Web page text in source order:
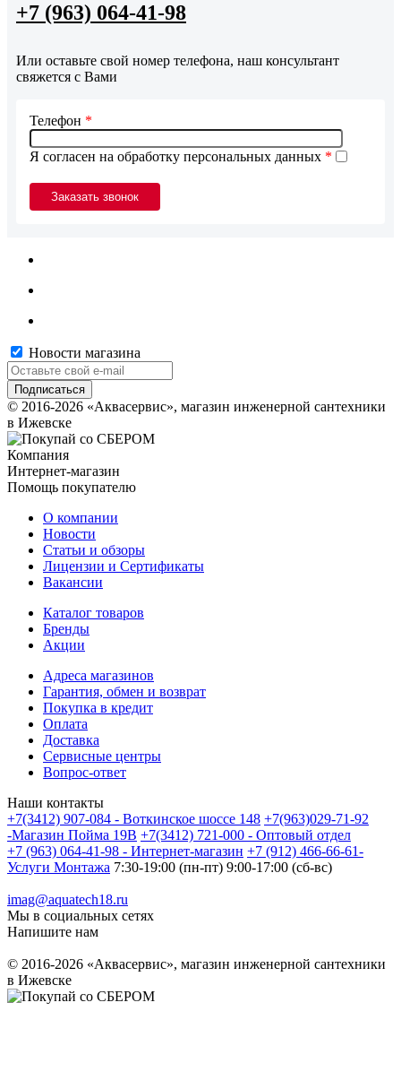
+7 (963) 064-41-98
Или оставьте свой номер телефона, наш консультант
свяжется с Вами
Я согласен на обработку персональных данных *
Телефон *
Новости магазина
© 2016-2026 «Аквасервис», магазин инженерной сантехники
в Ижевске
Компания
Интернет-магазин
Помощь покупателю
О компании
Новости
Статьи и обзоры
Лицензии и Сертификаты
Вакансии
Каталог товаров
Бренды
Акции
Адреса магазинов
Гарантия, обмен и возврат
Покупка в кредит
Оплата
Доставка
Сервисные центры
Вопрос-ответ
Наши контакты
+7(3412) 907-084 - Воткинское шоссе 148 +7(963)029-71-92
-Магазин Пойма 19В +7(3412) 721-000 - Оптовый отдел
+7 (963) 064-41-98 - Интернет-магазин +7 (912) 466-66-61-
Услуги Монтажа 7:30-19:00 (пн-пт) 9:00-17:00 (сб-вс)
imag@aquatech18.ru
Мы в социальных сетях
Напишите нам
© 2016-2026 «Аквасервис», магазин инженерной сантехники
в Ижевске